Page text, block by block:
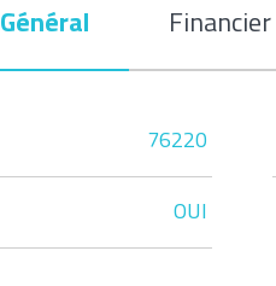
Général Financier
76220
OUI